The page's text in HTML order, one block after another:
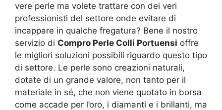
vere perle ma volete trattare con dei veri
professionisti del settore onde evitare di
incappare in qualche fregatura? Bene il nostro
servizio di Compro Perle Colli Portuensi offre
le migliori soluzioni possibili riguardo questo tipo
di settore. Le perle sono creazioni naturali,
dotate di un grande valore, non tanto per il
materiale in sé, che non viene quotato in borsa
come accade per l’oro, i diamanti e i brillanti, ma